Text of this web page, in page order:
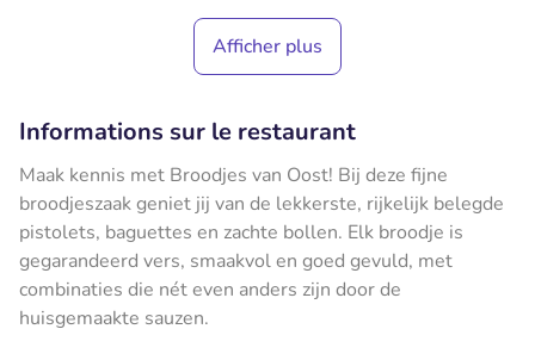
Afficher plus
Informations sur le restaurant
Maak kennis met Broodjes van Oost! Bij deze fijne
broodjeszaak geniet jij van de lekkerste, rijkelijk belegde
pistolets, baguettes en zachte bollen. Elk broodje is
gegarandeerd vers, smaakvol en goed gevuld, met
combinaties die nét even anders zijn door de
huisgemaakte sauzen.